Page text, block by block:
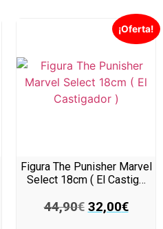
¡Oferta!
Figura The Punisher Marvel
Select 18cm ( El Castig…
44,90€ 32,00€